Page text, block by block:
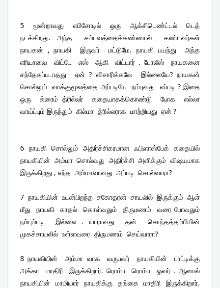
5  மூன்றாவது  எபிசோடில்  ஒரு  ஆக்சிடெண்ட்டல்  டெத்
நடக்கிறது. அந்த  சம்பவத்தைக்கண்ணால்  கண்டவர்கள்
நாயகன் , நாயகி  இருவர்  மட்டுமே. நாயகி பயந்து  அந்த
எரியாவை  விட்டே  எஸ்  ஆகி  விட்டார் . போலீஸ்  நாயகனை
சந்தேகப்படாதது  ஏன் ? விசாரிக்கவே  இல்லையே? நாயகன்
சொல்லும்  வாக்குமூலத்தை அப்படியே  நம்புவது  எப்படி ? இதை
ஒரு  க்ரைம் த்ரில்லர்  கதையாகக்கொண்டு  போக  எல்லா
வாய்ப்பும் இருந்தும்  கில்மா  த்ரில்லராக  மாற்றியது  ஏன் ?
6  நாயகி  சொல்லும்  அதிர்ச்சிகரமான  ஃபிளாஸ்பேக்  கதையில்
நாயகியின்  அம்மா  சொல்வது  அதிர்ச்சி  அளிக்கும்  விஷயமாக
இருக்கிறது , எந்த  அம்மாவாவது  அப்படி  சொல்வாரா?
7  நாயகியின்  உடன்பிறந்த  சகோதரன்  சாயலில்  இருக்கும்  ஆள்
மீது  நாயகி  காதல்  கொள்வதும்  திருமணம்  வரை போவதும்
நம்பும்படி  இல்லை . யாராவது  தன்  சொந்தத்தம்பியின்
முகச்சாயலில்  உள்ளவரை  திருமணம்  செய்வாரா?
8 நாயகியின்  அம்மா வாக  வருபவர்  நாயகியின்  பாட்டிக்கு
அக்கா  மாதிரி  இருக்கிறார். ரொம்ப  ரொம்ப  ஓவர் . ஆனால்
நாயகியின்  மாமியார்  நாயகிக்கு  தங்கை  மாதிரி  இருக்கிறார்.